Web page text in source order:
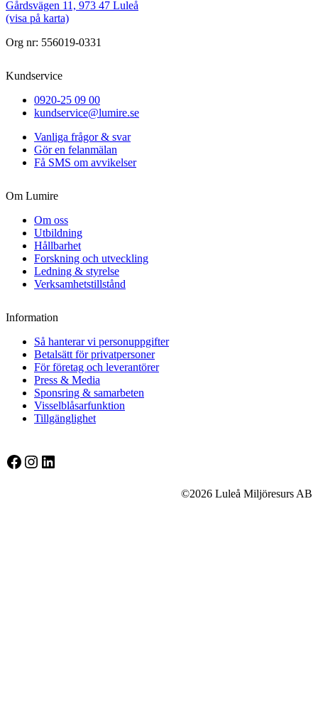
Gårdsvägen 11, 973 47 Luleå
(visa på karta)
Org nr: 556019-0331
Kundservice
0920-25 09 00
kundservice@lumire.se
Vanliga frågor & svar
Gör en felanmälan
Få SMS om avvikelser
Om Lumire
Om oss
Utbildning
Hållbarhet
Forskning och utveckling
Ledning & styrelse
Verksamhetstillstånd
Information
Så hanterar vi personuppgifter
Betalsätt för privatpersoner
För företag och leverantörer
Press & Media
Sponsring & samarbeten
Visselblåsarfunktion
Tillgänglighet
Facebook Instagram LinkedIn
©2026 Luleå Miljöresurs AB